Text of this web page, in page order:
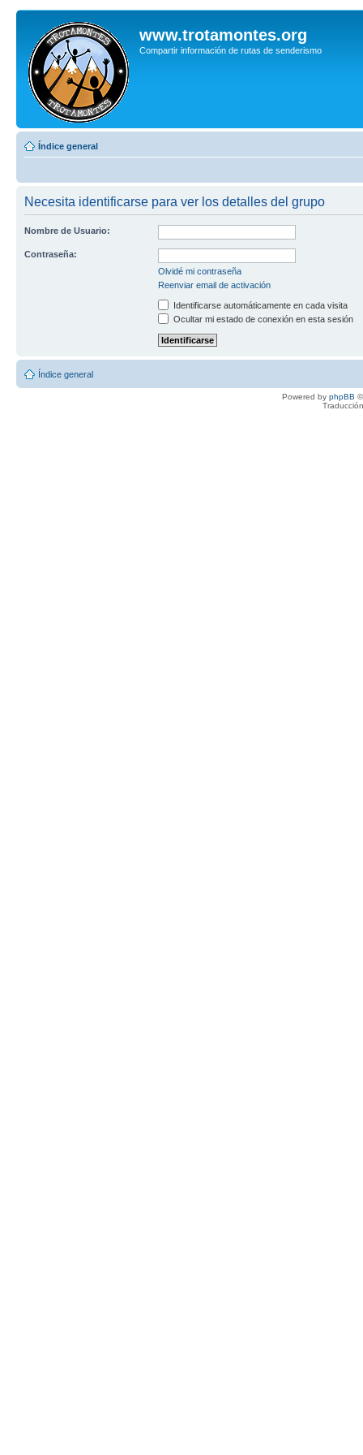
www.trotamontes.org
Compartir información de rutas de senderismo
Índice general
Necesita identificarse para ver los detalles del grupo
Nombre de Usuario:
Contraseña:
Olvidé mi contraseña
Reenviar email de activación
Identificarse automáticamente en cada visita
Ocultar mi estado de conexión en esta sesión
Índice general
Powered by phpBB